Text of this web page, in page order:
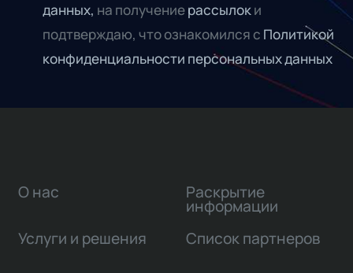
данных, на получениерассылоки
подтверждаю, что ознакомился с Политикой
конфиденциальности персональных данных
О нас
Услуги и решения
Раскрытие
информации
Список партнеров